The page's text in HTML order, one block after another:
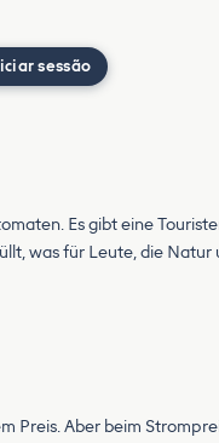
sessão
Es gibt eine
was für Leute, die Natur
Preis. Aber beim